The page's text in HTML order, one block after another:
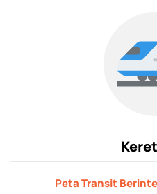
Peta Transit